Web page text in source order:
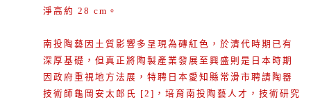
淨高約 28 cm。
南投陶藝因土質影響多呈現為磚紅色，於清代時期已有
深厚基礎，但真正將陶製產業發展至興盛則是日本時期
因政府重視地方法展，特聘日本愛知縣常滑市聘請陶器
技術師龜岡安太郎氏 [2]，培育南投陶藝人才，技術研究